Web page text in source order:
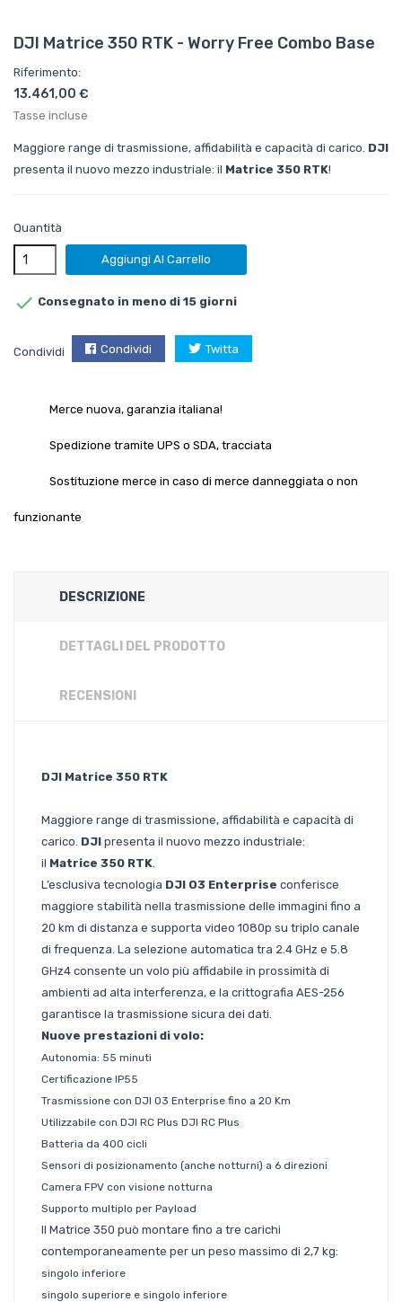
DJI Matrice 350 RTK - Worry Free Combo Base
Riferimento:
13.461,00 €
Tasse incluse
Maggiore range di trasmissione, affidabilità e capacità di carico. DJI
presenta il nuovo mezzo industriale: il Matrice 350 RTK!
Quantità
Aggiungi Al Carrello
 Consegnato in meno di 15 giorni
Condividi Condividi Twitta
Merce nuova, garanzia italiana!
Spedizione tramite UPS o SDA, tracciata
Sostituzione merce in caso di merce danneggiata o non
funzionante
DESCRIZIONE
DETTAGLI DEL PRODOTTO
RECENSIONI
DJI Matrice 350 RTK
Maggiore range di trasmissione, affidabilità e capacità di
carico. DJI presenta il nuovo mezzo industriale:
il Matrice 350 RTK
L’esclusiva tecnologia DJI O3 Enterprise conferisce
maggiore stabilità nella trasmissione delle immagini fino a
20 km di distanza e supporta video 1080p su triplo canale
di frequenza. La selezione automatica tra 2.4 GHz e 5.8
GHz4 consente un volo più affidabile in prossimità di
ambienti ad alta interferenza, e la crittografia AES-256
garantisce la trasmissione sicura dei dati.
Nuove prestazioni di volo:
Autonomia: 55 minuti
Certificazione IP55
Trasmissione con DJI O3 Enterprise fino a 20 Km
Utilizzabile con DJI RC Plus DJI RC Plus
Batteria da 400 cicli
Sensori di posizionamento (anche notturni) a 6 direzioni
Camera FPV con visione notturna
Supporto multiplo per Payload
Il Matrice 350 può montare fino a tre carichi
contemporaneamente per un peso massimo di 2,7 kg:
singolo inferiore
singolo superiore e singolo inferiore